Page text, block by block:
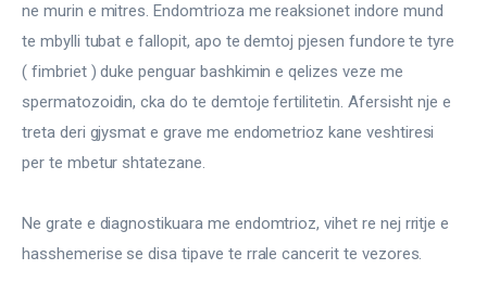
ne murin e mitres. Endomtrioza me reaksionet indore mund
te mbylli tubat e fallopit, apo te demtoj pjesen fundore te tyre
( fimbriet ) duke penguar bashkimin e qelizes veze me
spermatozoidin, cka do te demtoje fertilitetin. Afersisht nje e
treta deri gjysmat e grave me endometrioz kane veshtiresi
per te mbetur shtatezane.
Ne grate e diagnostikuara me endomtrioz, vihet re nej rritje e
hasshemerise se disa tipave te rrale cancerit te vezores.